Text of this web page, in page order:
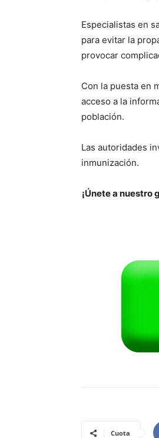
Especialistas en
para evitar la
provocar
Con la puesta en
acceso a la
población.
Las autoridades
inmunización.
¡Únete a nuestro
Cuota